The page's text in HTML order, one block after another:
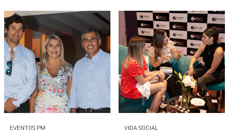
EVENTOS PM VIDA SOCIAL